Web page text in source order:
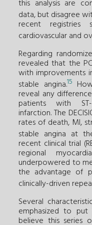
this analysis are
data, but disagree
recent registries
cardiovascular and
Regarding
revealed that the
with improvements
stable angina.15
reveal any
patients with ST-
infarction. The
rates of death, MI,
stable angina at
recent clinical trial
regional
underpowered to
the advantage of
clinically-driven
Several
emphasized to
believe this series